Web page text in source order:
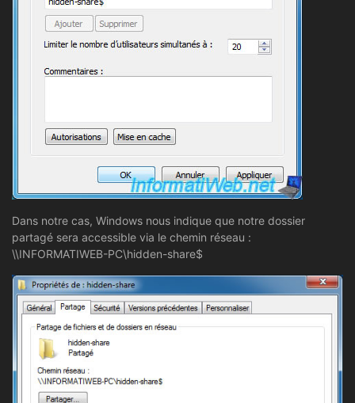
Dans notre cas, Windows nous indique que notre dossier
partagé sera accessible via le chemin réseau :
\\INFORMATIWEB-PC\hidden-share$